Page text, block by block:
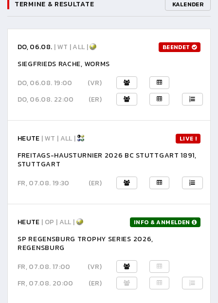
TERMINE & RESULTATE KALENDER
DO, 06.08. | WT | ALL | BEENDET
SIEGFRIEDS RACHE, WORMS
DO, 06.08. 19:00
(VR)
DO, 06.08. 22:00
(ER)
HEUTE | WT | ALL | LIVE !
FREITAGS-HAUSTURNIER 2026 BC STUTTGART 1891,
STUTTGART
FR, 07.08. 19:30
(ER)
HEUTE | OP | ALL | INFO & ANMELDEN
SP REGENSBURG TROPHY SERIES 2026,
REGENSBURG
FR, 07.08. 17:00
(VR)
FR, 07.08. 20:00
(ER)